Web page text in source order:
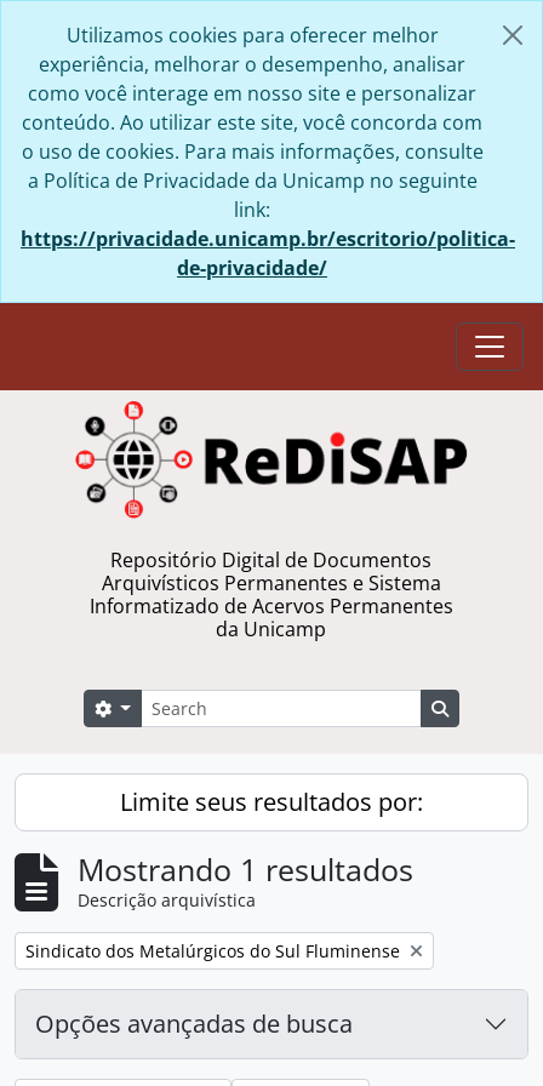
Utilizamos cookies para oferecer melhor
experiência, melhorar o desempenho, analisar
como você interage em nosso site e personalizar
conteúdo. Ao utilizar este site, você concorda com
o uso de cookies. Para mais informações, consulte
a Política de Privacidade da Unicamp no seguinte
link:
https://privacidade.unicamp.br/escritorio/politica-
de-privacidade/
Repositório Digital de Documentos
Arquivísticos Permanentes e Sistema
Informatizado de Acervos Permanentes
da Unicamp
Buscar
Opções de busca
Limite seus resultados por:
Mostrando 1 resultados
Descrição arquivística
Remover filtro:
Sindicato dos Metalúrgicos do Sul Fluminense
Opções avançadas de busca